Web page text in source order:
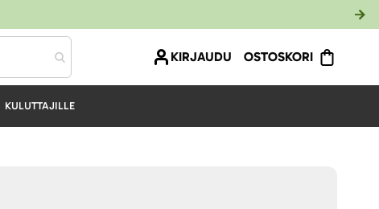
KIRJAUDU OSTOSKORI
KULUTTAJILLE